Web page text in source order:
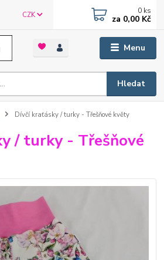
Menu
CZK
Hledat
0 ks
za 0,00 Kč
Dívčí kraťásky / turky - Třešňové květy
/ turky - Třešňové